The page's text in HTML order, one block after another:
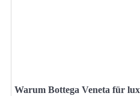
Warum Bottega Veneta für